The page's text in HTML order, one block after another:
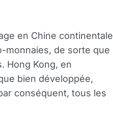
en Chine continentale
monnaies, de sorte que
Hong Kong, en
bien développée,
conséquent, tous les